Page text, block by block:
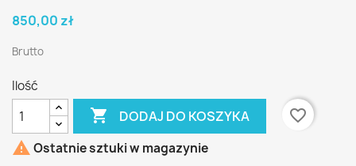
850,00 zł
Brutto
Ilość
 DODAJ DO KOSZYKA
favorite_border
 Ostatnie sztuki w magazynie